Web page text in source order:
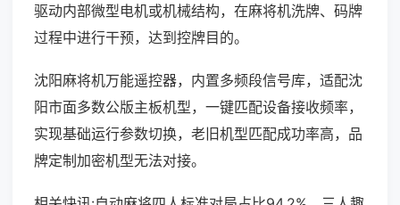
驱动内部微型电机或机械结构，在麻将机洗牌、码牌
过程中进行干预，达到控牌目的。
沈阳麻将机万能遥控器，内置多频段信号库，适配沈
阳市面多数公版主板机型，一键匹配设备接收频率，
实现基础运行参数切换，老旧机型匹配成功率高，品
牌定制加密机型无法对接。